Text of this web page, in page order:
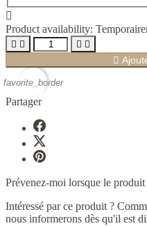

Product availability:
   

favorite_border
Partager
Prévenez-moi lorsque le
Intéressé par ce produit ?
nous informerons dès qu'il est